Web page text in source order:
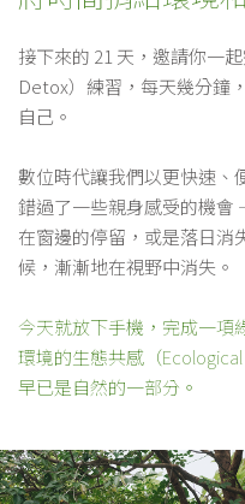
接下來的 21 天，邀請你一
Detox）練習，每天幾分鐘
自己。
數位時代讓我們以更快速、
錯過了一些親身感受的機
在窗邊的停留，或是落日
候，漸漸地在視野中消失。
今天就放下手機，完成一項
環境的生態共感（
早已是自然的一部分。